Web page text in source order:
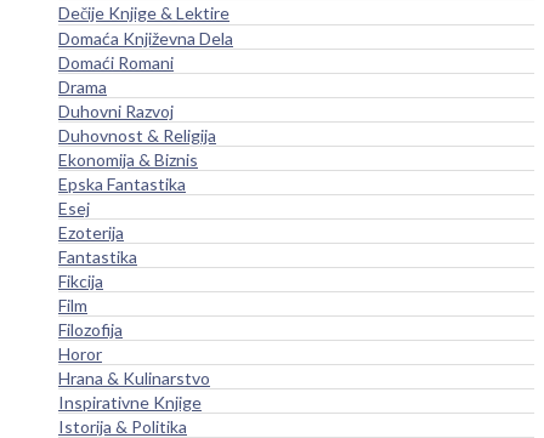
Dečije Knjige & Lektire
Domaća Književna Dela
Domaći Romani
Drama
Duhovni Razvoj
Duhovnost & Religija
Ekonomija & Biznis
Epska Fantastika
Esej
Ezoterija
Fantastika
Fikcija
Film
Filozofija
Horor
Hrana & Kulinarstvo
Inspirativne Knjige
Istorija & Politika